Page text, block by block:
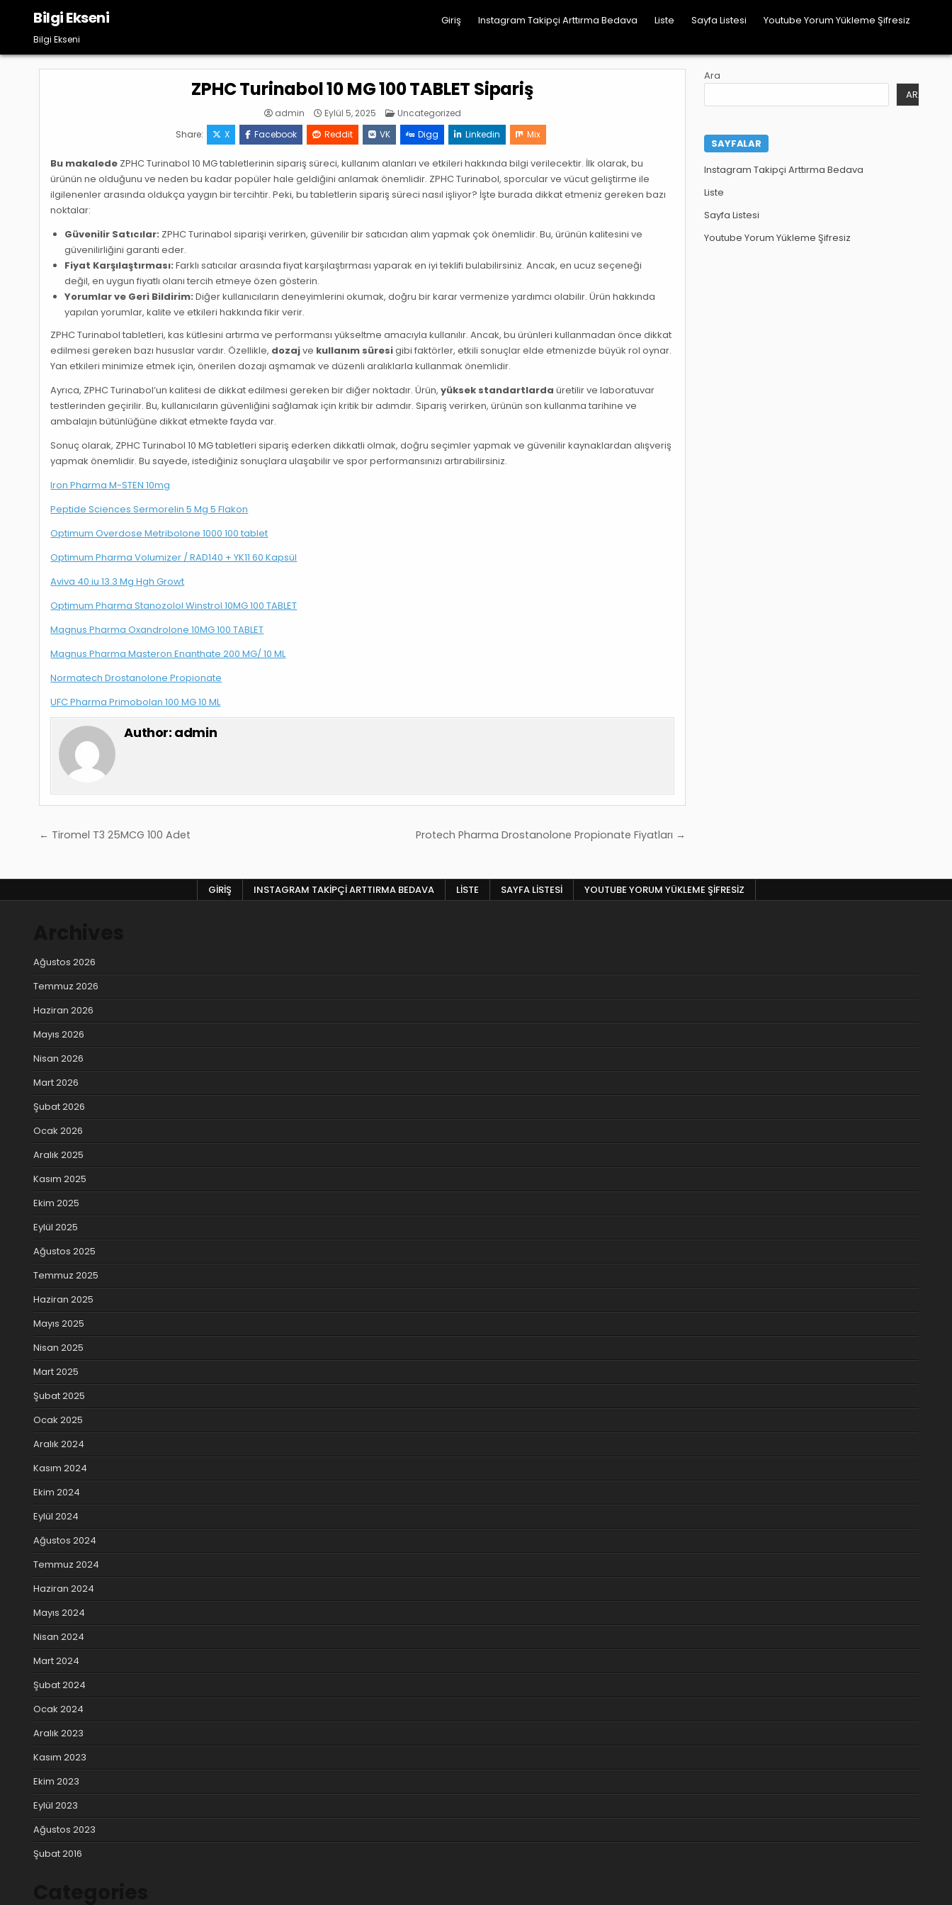
content
Bilgi Ekseni
Bilgi Ekseni
Giriş Instagram Takipçi Arttırma Bedava Liste Sayfa Listesi Youtube Yorum Yükleme Şifresiz
ZPHC Turinabol 10 MG 100 TABLET Sipariş
admin Eylül 5, 2025 Posted
Uncategorized
Share:
X Facebook Reddit VK Digg Linkedin Mix
Bu makalede ZPHC Turinabol 10 MG tabletlerinin sipariş süreci, kullanım alanları ve etkileri hakkında bilgi verilecektir. İlk olarak, bu
ürünün ne olduğunu ve neden bu kadar popüler hale geldiğini anlamak önemlidir. ZPHC Turinabol, sporcular ve vücut geliştirme ile
ilgilenenler arasında oldukça yaygın bir tercihtir. Peki, bu tabletlerin sipariş süreci nasıl işliyor? İşte burada dikkat etmeniz gereken bazı
noktalar:
Güvenilir Satıcılar: ZPHC Turinabol siparişi verirken, güvenilir bir satıcıdan alım yapmak çok önemlidir. Bu, ürünün kalitesini ve
güvenilirliğini garanti eder.
Fiyat Karşılaştırması: Farklı satıcılar arasında fiyat karşılaştırması yaparak en iyi teklifi bulabilirsiniz. Ancak, en ucuz seçeneği
değil, en uygun fiyatlı olanı tercih etmeye özen gösterin.
Yorumlar ve Geri Bildirim: Diğer kullanıcıların deneyimlerini okumak, doğru bir karar vermenize yardımcı olabilir. Ürün hakkında
yapılan yorumlar, kalite ve etkileri hakkında fikir verir.
ZPHC Turinabol tabletleri, kas kütlesini artırma ve performansı yükseltme amacıyla kullanılır. Ancak, bu ürünleri kullanmadan önce dikkat
edilmesi gereken bazı hususlar vardır. Özellikle, dozajve kullanım süresigibi faktörler, etkili sonuçlar elde etmenizde büyük rol oynar.
Yan etkileri minimize etmek için, önerilen dozajı aşmamak ve düzenli aralıklarla kullanmak önemlidir.
Ayrıca, ZPHC Turinabol’un kalitesi de dikkat edilmesi gereken bir diğer noktadır. Ürün,yüksek standartlarda üretilir ve laboratuvar
testlerinden geçirilir. Bu, kullanıcıların güvenliğini sağlamak için kritik bir adımdır. Sipariş verirken, ürünün son kullanma tarihine ve
ambalajın bütünlüğüne dikkat etmekte fayda var.
Sonuç olarak, ZPHC Turinabol 10 MG tabletleri sipariş ederken dikkatli olmak, doğru seçimler yapmak ve güvenilir kaynaklardan alışveriş
yapmak önemlidir. Bu sayede, istediğiniz sonuçlara ulaşabilir ve spor performansınızı artırabilirsiniz.
Iron Pharma M-STEN 10mg
Peptide Sciences Sermorelin 5 Mg 5 Flakon
Optimum Overdose Metribolone 1000 100 tablet
Optimum Pharma Volumizer / RAD140 + YK11 60 Kapsül
Aviva 40 iu 13.3 Mg Hgh Growt
Optimum Pharma Stanozolol Winstrol 10MG 100 TABLET
Magnus Pharma Oxandrolone 10MG 100 TABLET
Magnus Pharma Masteron Enanthate 200 MG/ 10 ML
Normatech Drostanolone Propionate
UFC Pharma Primobolan 100 MG 10 ML
Author: admin
Yazı Protech Pharma Drostanolone Propionate Fiyatları →
← Tiromel T3 25MCG 100 Adet
Ara
ARA
SAYFALAR
Instagram Takipçi Arttırma Bedava
Liste
Sayfa Listesi
Youtube Yorum Yükleme Şifresiz
GIRIŞ INSTAGRAM TAKIPÇI ARTTIRMA BEDAVA LISTE SAYFA LISTESI YOUTUBE YORUM YÜKLEME ŞIFRESIZ
Ağustos 2026
Temmuz 2026
Haziran 2026
Mayıs 2026
Nisan 2026
Mart 2026
Şubat 2026
Ocak 2026
Aralık 2025
Kasım 2025
Ekim 2025
Eylül 2025
Ağustos 2025
Temmuz 2025
Haziran 2025
Mayıs 2025
Nisan 2025
Mart 2025
Şubat 2025
Ocak 2025
Aralık 2024
Kasım 2024
Ekim 2024
Eylül 2024
Ağustos 2024
Temmuz 2024
Haziran 2024
Mayıs 2024
Nisan 2024
Mart 2024
Şubat 2024
Ocak 2024
Aralık 2023
Kasım 2023
Ekim 2023
Eylül 2023
Ağustos 2023
Şubat 2016